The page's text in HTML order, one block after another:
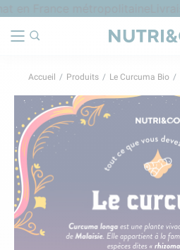
Accueil Produits Le Curcuma Bio